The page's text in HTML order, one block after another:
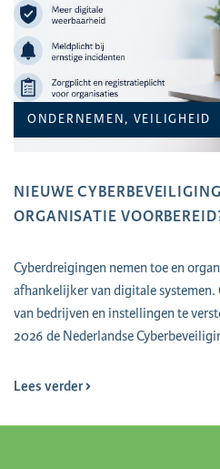
ONDERNEMEN, VEILIGHEID
NIEUWE
ORGANISATIE
Cyberdreigingen nemen toe en
afhankelijker van digitale
van bedrijven en instellingen te
2026 de Nederlandse
Lees verder